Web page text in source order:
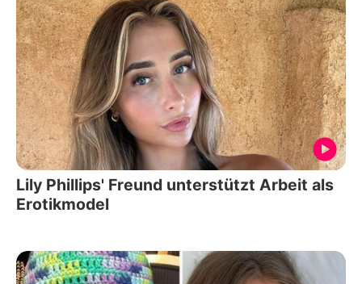
Lily Phillips' Freund unterstützt Arbeit als
Erotikmodel